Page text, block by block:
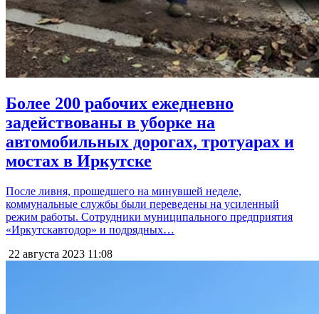
Более 200 рабочих ежедневно
задействованы в уборке на
автомобильных дорогах, тротуарах и
мостах в Иркутске
После ливня, прошедшего на минувшей неделе,
коммунальные службы были переведены на усиленный
режим работы. Сотрудники муниципального предприятия
«Иркутскавтодор» и подрядных…
22 августа 2023 11:08